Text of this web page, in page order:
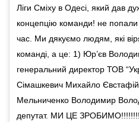
Ліги Сміху в Одесі, який дав
концепцію команди! не попали
час. Ми дякуємо людям, які
команді, а це: 1) Юр’єв
генеральний директор ТОВ
Сімашкевич Михайло
Мельниченко Володимир
депутат. МИ ЦЕ